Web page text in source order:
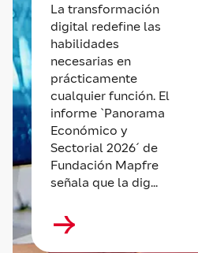
La transformación
digital redefine las
habilidades
necesarias en
prácticamente
cualquier función. El
informe `Panorama
Económico y
Sectorial 2026´ de
Fundación Mapfre
señala que la dig...